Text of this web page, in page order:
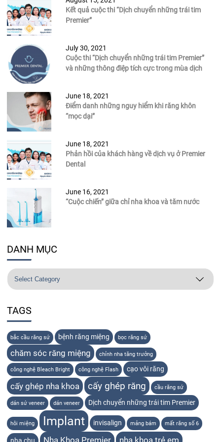
Kết quả cuộc thi “Dịch chuyển những trái tim
Premier”
July 30, 2021
Cuộc thi “Dịch chuyển những trái tim Premier”
và những thông điệp tích cực trong mùa dịch
June 18, 2021
Điểm danh những nguy hiểm khi răng khôn
“mọc dại”
June 18, 2021
Phản hồi của khách hàng về dịch vụ ở Premier
Dental
June 16, 2021
“Cuộc chiến” giữa chỉ nha khoa và tăm nước
DANH MỤC
TAGS
bắc cầu răng sứ bệnh răng miệng bọc răng sứ
chăm sóc răng miệng chỉnh nha tăng trưởng
công nghệ Bleach Bright công nghệ Flash cạo vôi răng
cấy ghép nha khoa cấy ghép răng cầu răng sứ
dán sứ veneer dán veneer Dịch chuyển những trái tim Premier
hôi miệng Implant invisalign mảng bám mất răng số 6